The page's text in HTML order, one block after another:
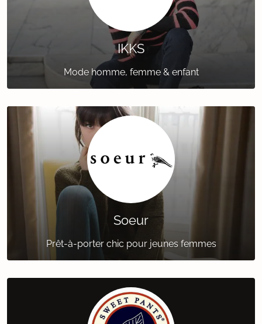
IKKS
Mode homme, femme & enfant
Soeur
Prêt-à-porter chic pour jeunes femmes